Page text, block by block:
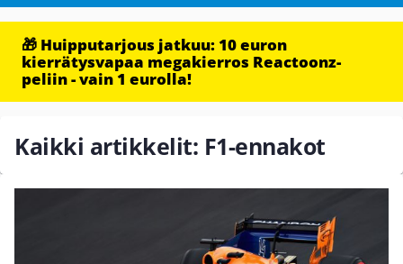
🎁 Huipputarjous jatkuu: 10 euron
kierrätysvapaa megakierros Reactoonz-
peliin - vain 1 eurolla!
Kaikki artikkelit: F1-ennakot